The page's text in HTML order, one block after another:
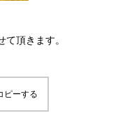
頂きます。
ピーする